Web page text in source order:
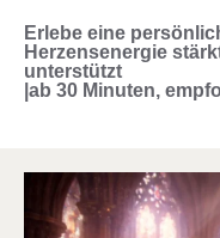
Erlebe eine
Herzensenergie
unterstützt
|ab 30 Minuten,